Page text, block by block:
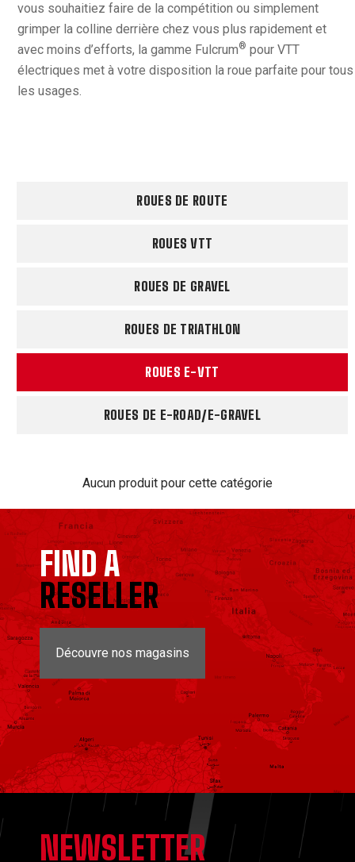
vous souhaitiez faire de la compétition ou simplement
grimper la colline derrière chez vous plus rapidement et
avec moins d’efforts, la gamme Fulcrum® pour VTT
électriques met à votre disposition la roue parfaite pour tous
les usages.
ROUES DE ROUTE
ROUES VTT
ROUES DE GRAVEL
ROUES DE TRIATHLON
ROUES E-VTT
ROUES DE E-ROAD/E-GRAVEL
Aucun produit pour cette catégorie
FIND A
RESELLER
Découvre nos magasins
NEWSLETTER